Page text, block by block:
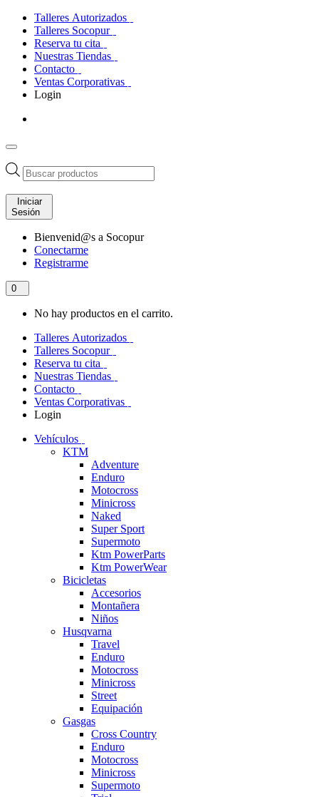
Talleres Autorizados
Talleres Socopur
Reserva tu cita
Nuestras Tiendas
Contacto
Ventas Corporativas
Login
Búsqueda
de
productos
Iniciar
Sesión
Bienvenid@s a Socopur
Conectarme
Registrarme
0
No hay productos en el carrito.
Talleres Autorizados
Talleres Socopur
Reserva tu cita
Nuestras Tiendas
Contacto
Ventas Corporativas
Login
Vehículos
KTM
Adventure
Enduro
Motocross
Minicross
Naked
Super Sport
Supermoto
Ktm PowerParts
Ktm PowerWear
Bicicletas
Accesorios
Montañera
Niños
Husqvarna
Travel
Enduro
Motocross
Minicross
Street
Equipación
Gasgas
Cross Country
Enduro
Motocross
Minicross
Supermoto